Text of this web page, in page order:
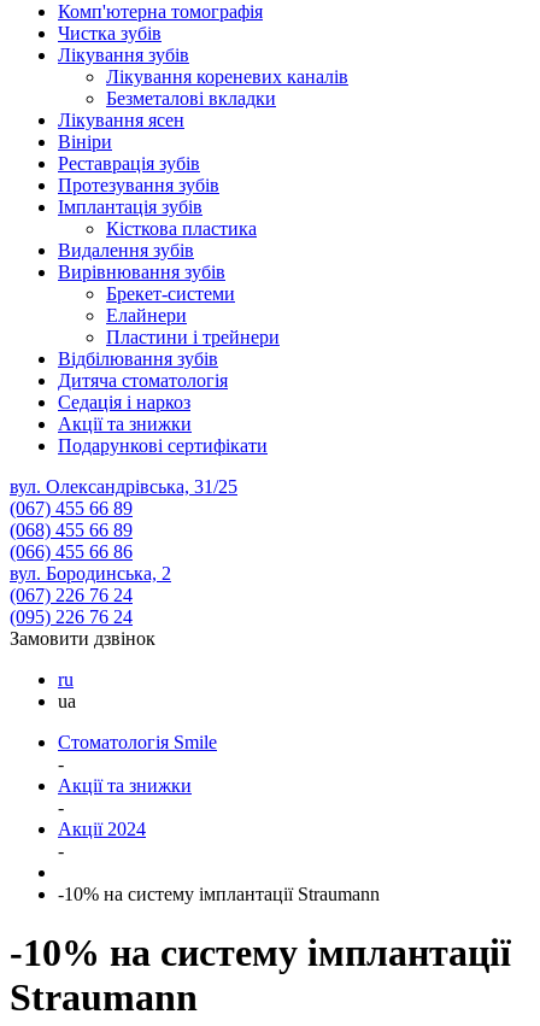
Комп'ютерна томографія
Чистка зубів
Лікування зубів
Лікування кореневих каналів
Безметалові вкладки
Лікування ясен
Вініри
Реставрація зубів
Протезування зубів
Імплантація зубів
Кісткова пластика
Видалення зубів
Вирівнювання зубів
Брекет-системи
Елайнери
Пластини і трейнери
Відбілювання зубів
Дитяча стоматологія
Седація і наркоз
Акції та знижки
Подарункові сертифікати
вул. Олександрівська, 31/25
(067) 455 66 89
(068) 455 66 89
(066) 455 66 86
вул. Бородинська, 2
(067) 226 76 24
(095) 226 76 24
Замовити дзвінок
ru
ua
Стоматологія Smile
-
Акції та знижки
-
Акції 2024
-
-10% на систему імплантації Straumann
-10% на систему імплантації
Straumann